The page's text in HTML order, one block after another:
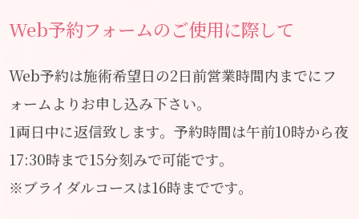
Web予約フォームのご使用に際して
Web予約は施術希望日の2日前営業時間内までにフ
ォームよりお申し込み下さい。
1両日中に返信致します。予約時間は午前10時から夜
17:30時まで15分刻みで可能です。
※ブライダルコースは16時までです。